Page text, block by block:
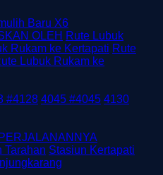
Baru X6
OLEH Rute Lubuk
Rukam ke Kertapati Rute
Lubuk Rukam ke
#4128 4045 #4045 4130
Tarahan Stasiun Kertapati